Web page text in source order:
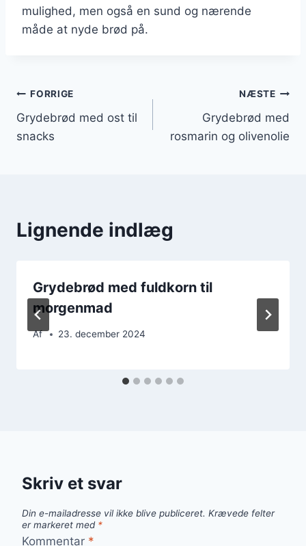
mulighed, men også en sund og nærende
måde at nyde brød på.
Indlægsnavigation
FORRIGE
Grydebrød med ost til
snacks
NÆSTE
Grydebrød med
rosmarin og olivenolie
Lignende indlæg
Grydebrød med fuldkorn til
morgenmad
Af 23. december 2024
Skriv et svar
Din e-mailadresse vil ikke blive publiceret. Krævede felter
er markeret med *
Kommentar *